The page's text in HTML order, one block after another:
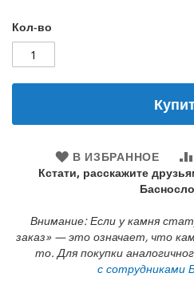
Кол-во
В ИЗБРАННОЕ
Кстати, расскажите
Внимание: Если у камня
заказ» — это означает, что
то. Для покупки
с сотрудниками